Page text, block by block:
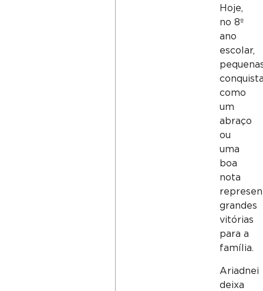
Hoje,
no 8º
ano
escolar,
como
um
abraço
ou
uma
boa
nota
grandes
vitórias
para a
família.
Ariadnei
deixa